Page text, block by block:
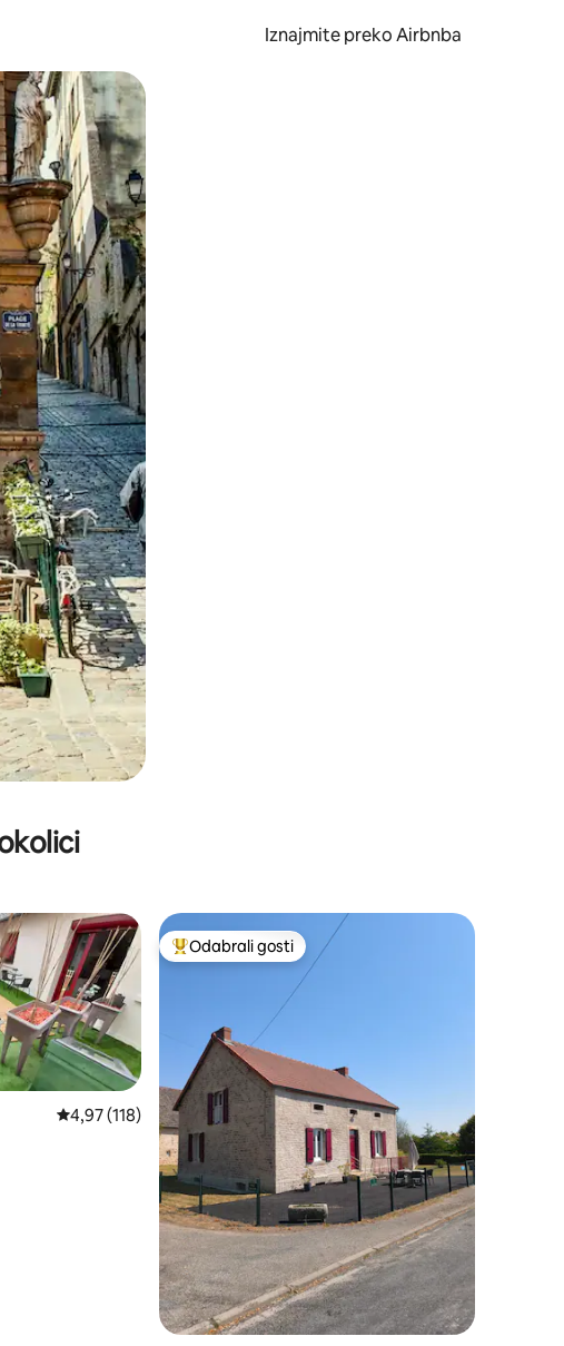
Iznajmite preko Airbnba
ili prelaskom prstom po zaslonu.
s oznakom „Odabrali gosti”
Prosječna ocjena: 4,97/5, recenzija: 118
4,97 (118)
Među najviše rangiranima s oznakom „Odabrali gosti”
Odabrali gosti